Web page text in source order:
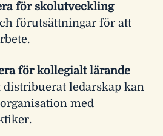
för skolutveckling
förutsättningar för att
för kollegialt lärande
distribuerat ledarskap kan
med